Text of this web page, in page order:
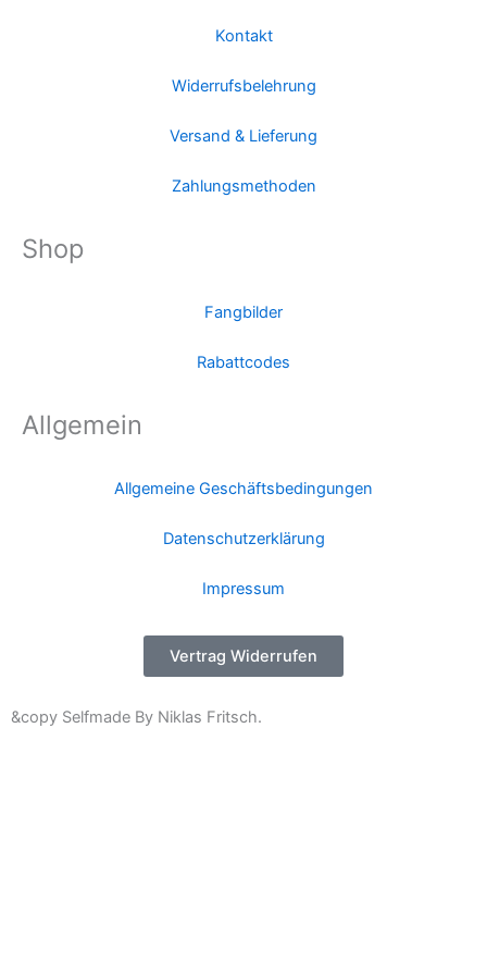
Kontakt
Widerrufsbelehrung
Versand & Lieferung
Zahlungsmethoden
Shop
Fangbilder
Rabattcodes
Allgemein
Allgemeine Geschäftsbedingungen
Datenschutzerklärung
Impressum
Vertrag Widerrufen
&copy Selfmade By Niklas Fritsch.